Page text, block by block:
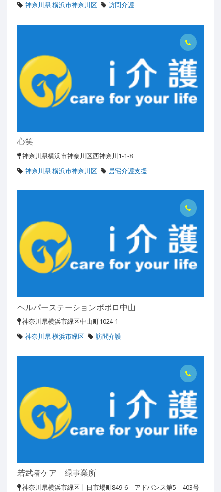
神奈川県 横浜市神奈川区 訪問介護
心笑
神奈川県横浜市神奈川区西神奈川1-1-8
神奈川県 横浜市神奈川区
居宅介護支援
ヘルパーステーションポポロ中山
神奈川県横浜市緑区中山町1024-1
神奈川県 横浜市緑区
訪問介護
若武者ケア 緑事業所
神奈川県横浜市緑区十日市場町849-6 アドバンス第5 403号